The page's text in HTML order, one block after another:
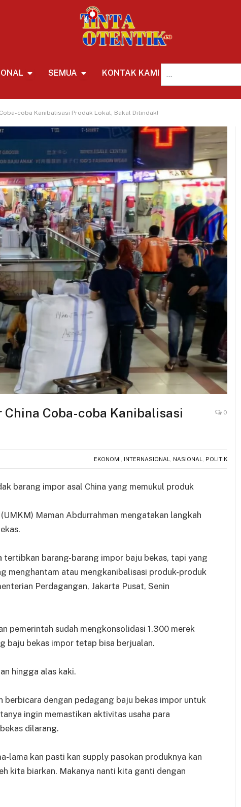
SEMUA KONTAK KAMI
coba Kanibalisasi Prodak Lokal, Bakal Ditindak!
Coba-coba Kanibalisasi
0
EKONOMI INTERNASIONAL NASIONAL POLITIK
barang impor asal China yang memukul produk
Maman Abdurrahman mengatakan langkah
tertibkan barang-barang impor baju bekas, tapi yang
menghantam atau mengkanibalisasi produk-produk
Perdagangan, Jakarta Pusat, Senin
pemerintah sudah mengkonsolidasi 1.300 merek
baju bekas impor tetap bisa berjualan.
hingga alas kaki.
berbicara dengan pedagang baju bekas impor untuk
ingin memastikan aktivitas usaha para
dilarang.
lama kan pasti kan supply pasokan produknya kan
kita biarkan. Makanya nanti kita ganti dengan